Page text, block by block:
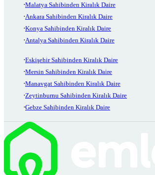
Malatya Sahibinden Kiralık Daire
Ankara Sahibinden Kiralık Daire
Konya Sahibinden Kiralık Daire
Antalya Sahibinden Kiralık Daire
Eskişehir Sahibinden Kiralık Daire
Mersin Sahibinden Kiralık Daire
Manavgat Sahibinden Kiralık Daire
Zeytinburnu Sahibinden Kiralık Daire
Gebze Sahibinden Kiralık Daire